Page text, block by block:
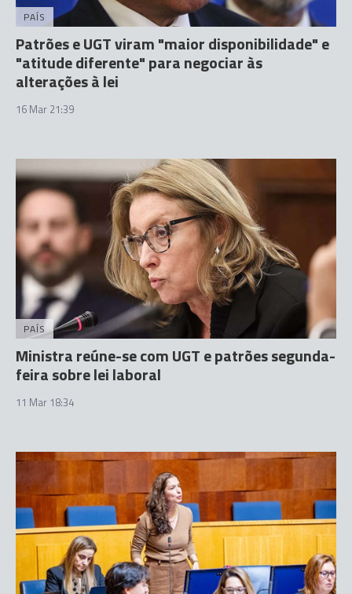
PAÍS
Patrões e UGT viram "maior disponibilidade" e
"atitude diferente" para negociar às
alterações à lei
16 Mar 21:39
PAÍS
Ministra reúne-se com UGT e patrões segunda-
feira sobre lei laboral
11 Mar 18:34